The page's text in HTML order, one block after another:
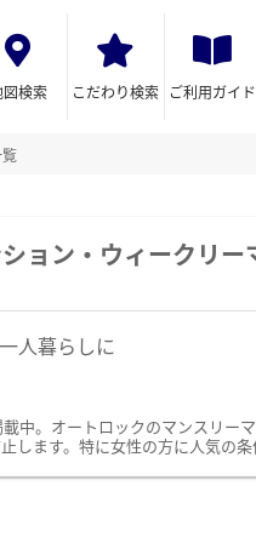
図検索 こだわり検索 ご利用ガイド
ョン・ウィークリー
人暮らしに
中。オートロックのマンスリー
ます。特に女性の方に人気の条